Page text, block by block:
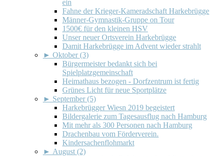
ein
Fahne der Krieger-Kameradschaft Harkebrügge
Männer-Gymnastik-Gruppe on Tour
1500€ für den kleinen HSV
Unser neuer Ortsverein Harkebrügge
Damit Harkebrügge im Advent wieder strahlt
► Oktober (3)
Bürgermeister bedankt sich bei
Spielplatzgemeinschaft
Heimathaus bezogen - Dorfzentrum ist fertig
Grünes Licht für neue Sportplätze
► September (5)
Harkebrügger Wiesn 2019 begeistert
Bildergalerie zum Tagesausflug nach Hamburg
Mit mehr als 300 Personen nach Hamburg
Drachenbau vom Förderverein.
Kindersachenflohmarkt
► August (2)